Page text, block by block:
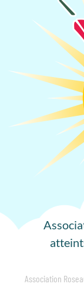
Association